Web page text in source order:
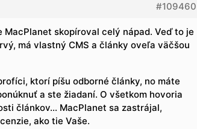
#109460
skopíroval celý nápad. Veď to je
má vlastný CMS a články oveľa väčšou
ktorí píšu odborné články, no máte
a ste žiadaní. O všetkom hovoria
článkov… MacPlanet sa zastrájal,
ako tie Vaše.